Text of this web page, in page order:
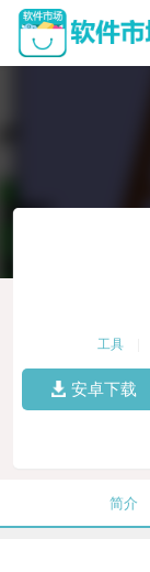
工具
安卓下载
简介